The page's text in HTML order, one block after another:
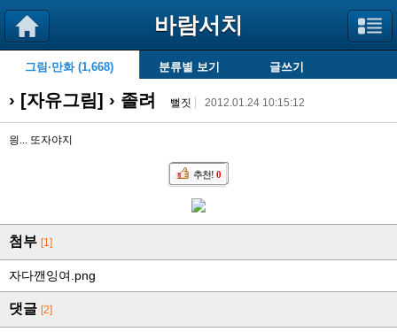
바람서치
그림·만화 (1,668) 분류별 보기 글쓰기
› [자유그림] › 졸려 뻘짓 2012.01.24 10:15:12
읭... 또자야지
추천! 0
첨부 [1]
자다깬잉여.png
댓글 [2]